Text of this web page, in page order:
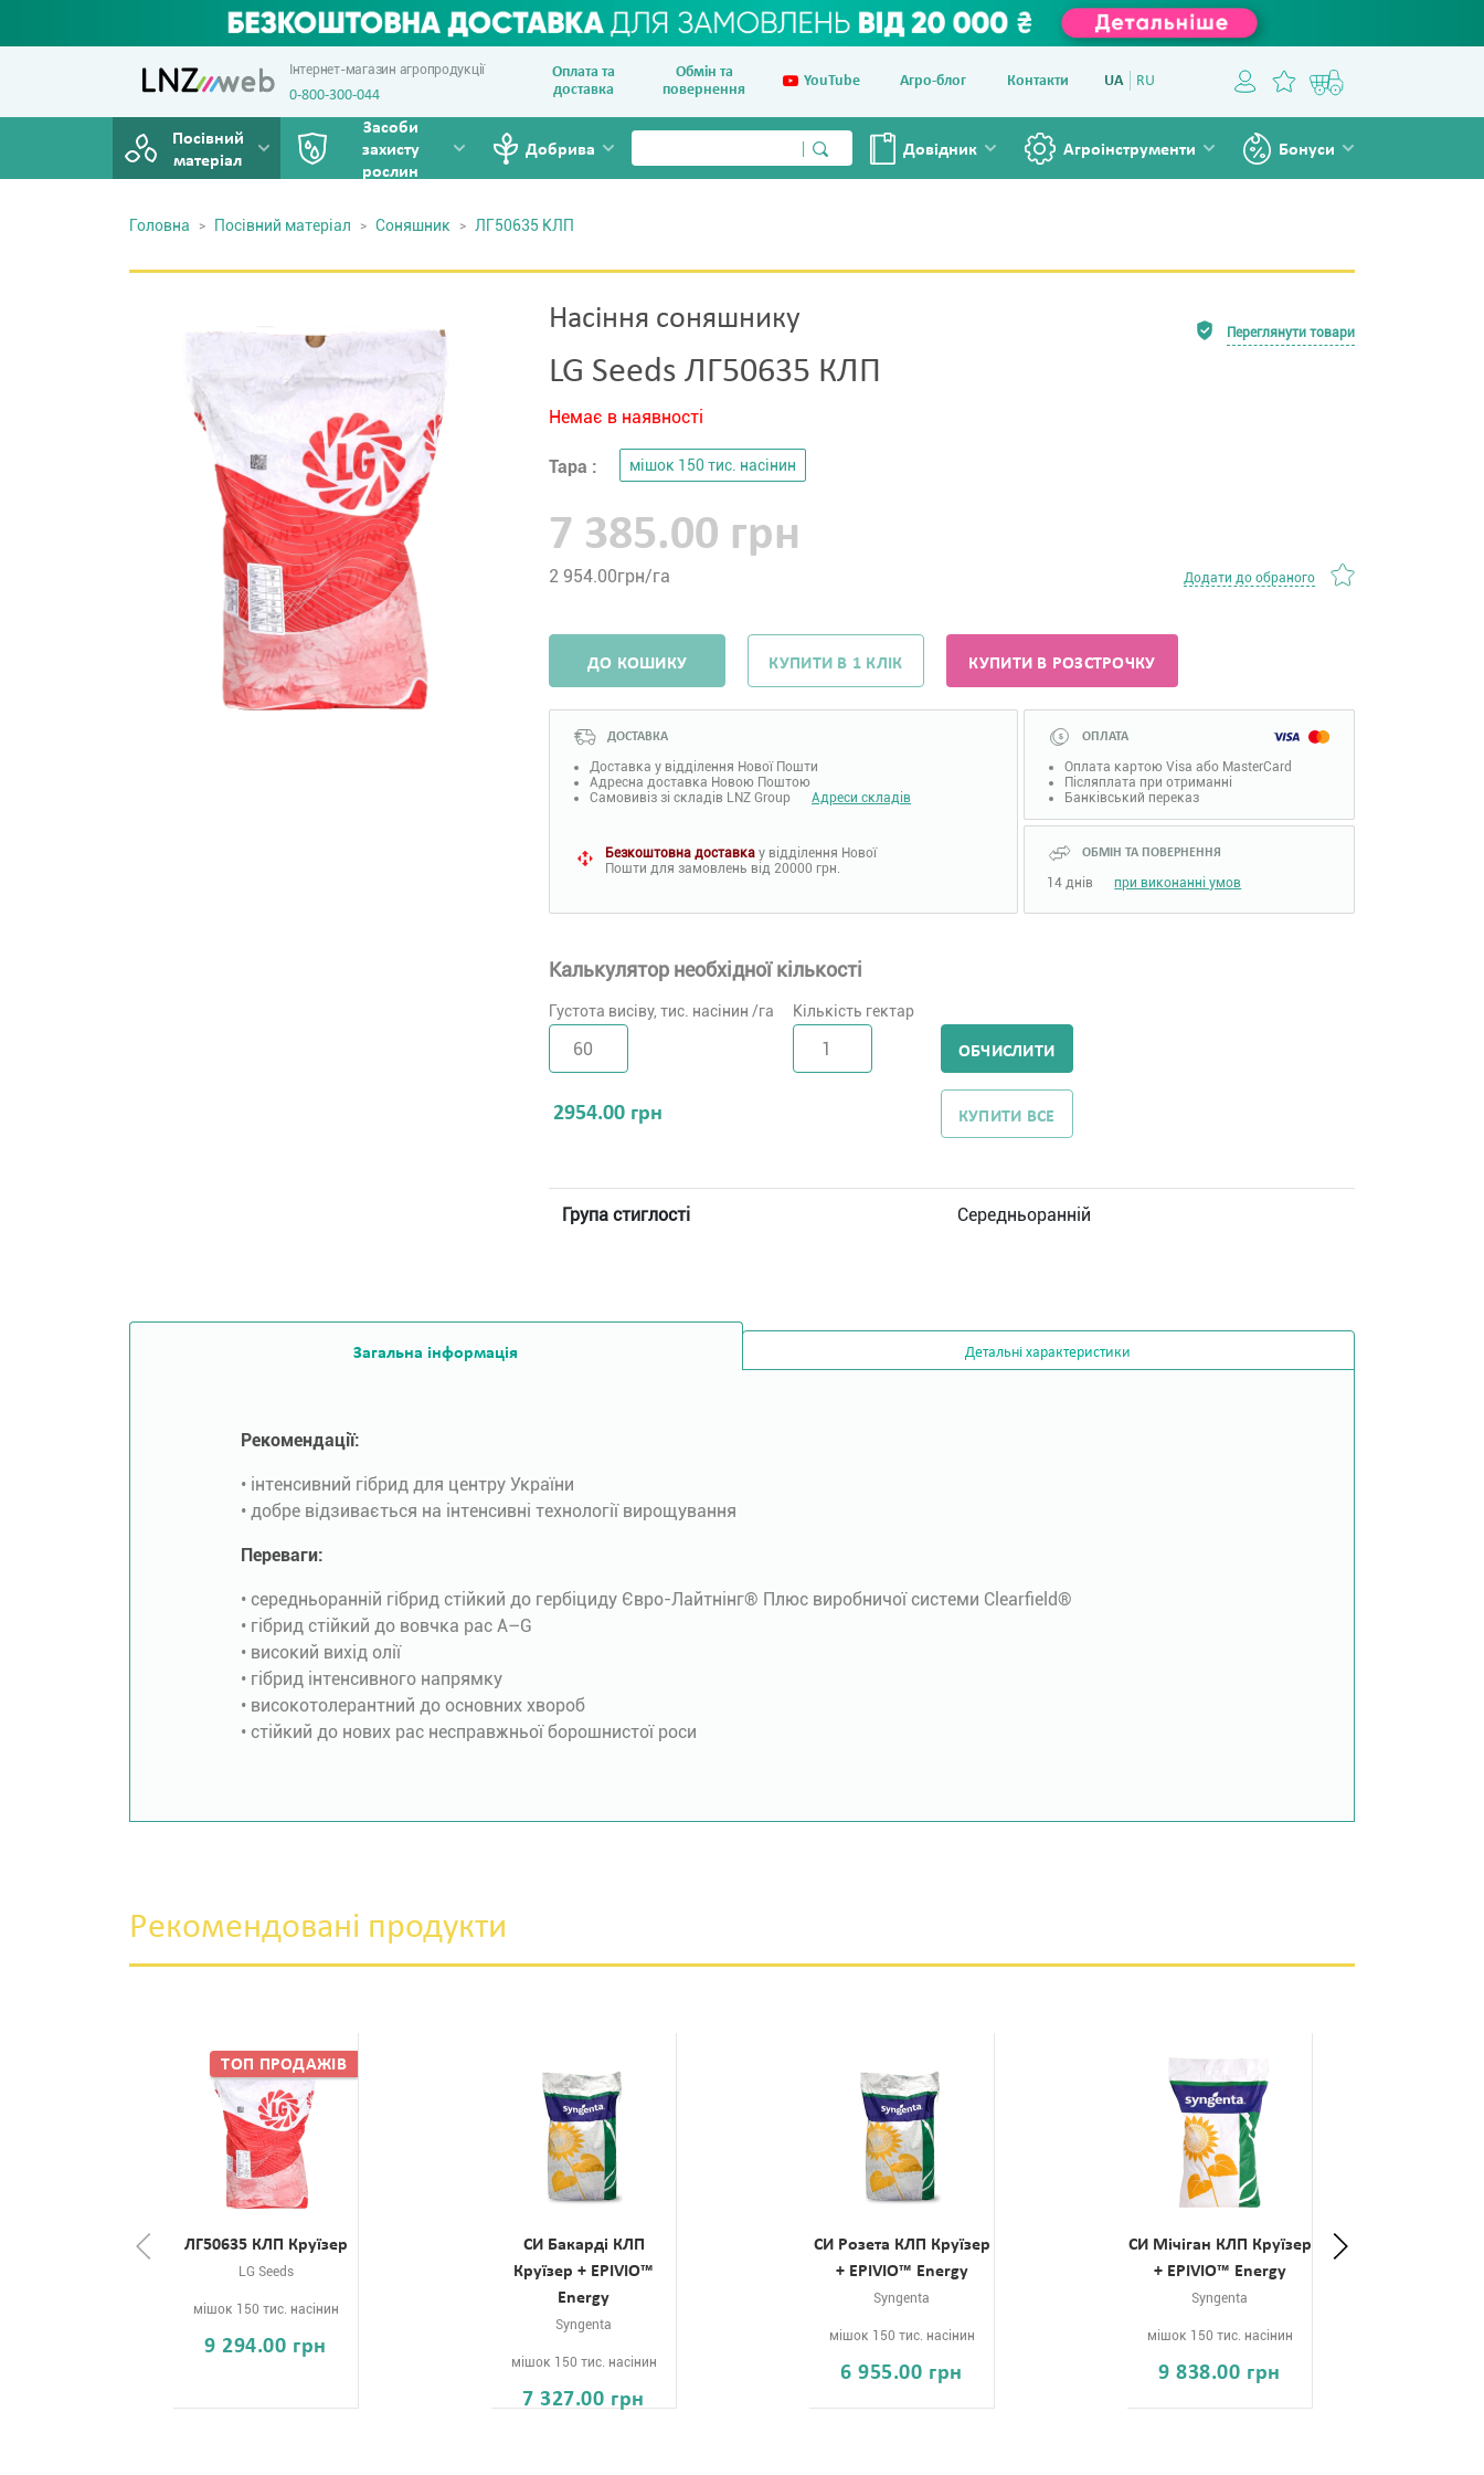
Інтернет-магазин агропродукції
0-800-300-044
Оплата та
доставка
Обмін та
повернення
YouTube Агро-блог Контакти UA RU
Посівний
матеріал
Засоби
захисту
рослин
Добрива Довiдник Агроінструменти Бонуси
Головна Посівний матеріал Соняшник ЛГ50635 КЛП
Переглянути товари
Насіння соняшнику
LG Seeds ЛГ50635 КЛП
Немає в наявності
Тара : мішок 150 тис. насінин
7 385.00 грн
2 954.00грн/га Додати до обраного
ДО КОШИКУ КУПИТИ В 1 КЛІК КУПИТИ В РОЗСТРОЧКУ
ДОСТАВКА
Доставка у відділення Нової Пошти
Адресна доставка Новою Поштою
Самовивіз зі складів LNZ Group
Адреси складів
Безкоштовна доставка у відділення Нової
Пошти для замовлень від 20000 грн.
ОПЛАТА
Оплата картою Visa або MasterCard
Післяплата при отриманні
Банківський переказ
ОБМІН ТА ПОВЕРНЕННЯ
14 днів при виконанні умов
Калькулятор необхідної кількості
Густота висіву, тис. насінин /га Кількість гектар
ОБЧИСЛИТИ
2954.00 грн КУПИТИ ВСЕ
Група стиглості Середньоранній
Загальна інформація Детальні характеристики
Рекомендації:
• інтенсивний гібрид для центру України
• добре відзивається на інтенсивні технології вирощування
Переваги:
• середньоранній гібрид стійкий до гербіциду Євро-Лайтнінг® Плюс виробничої системи Clearfield®
• гібрид стійкий до вовчка рас А–G
• високий вихід олії
• гібрид інтенсивного напрямку
• високотолерантний до основних хвороб
• стійкий до нових рас несправжньої борошнистої роси
Рекомендовані продукти
ЛГ50635 КЛП Круїзер
LG Seeds
мішок 150 тис. насінин
9 294.00 грн
СИ Бакарді КЛП
Круїзер + EPIVIO™
Energy
Syngenta
мішок 150 тис. насінин
7 327.00 грн
СИ Розета КЛП Круїзер
+ EPIVIO™ Energy
Syngenta
мішок 150 тис. насінин
6 955.00 грн
СИ Мічіган КЛП Круїзер
+ EPIVIO™ Energy
Syngenta
мішок 150 тис. насінин
9 838.00 грн